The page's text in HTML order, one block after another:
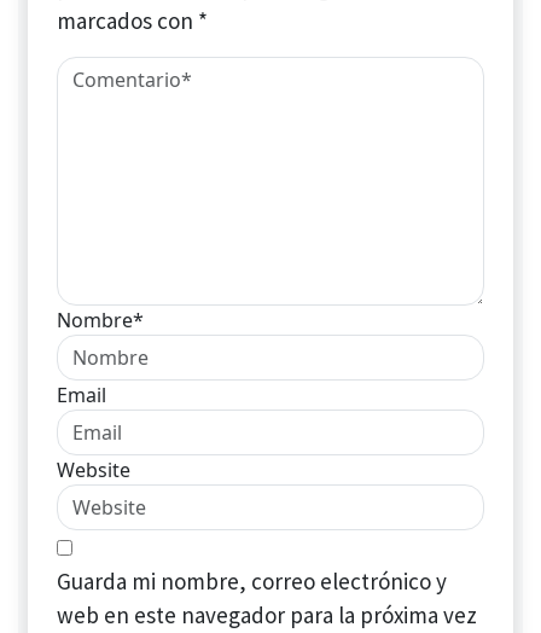
marcados con *
Nombre*
Email
Website
Guarda mi nombre, correo electrónico y
web en este navegador para la próxima vez